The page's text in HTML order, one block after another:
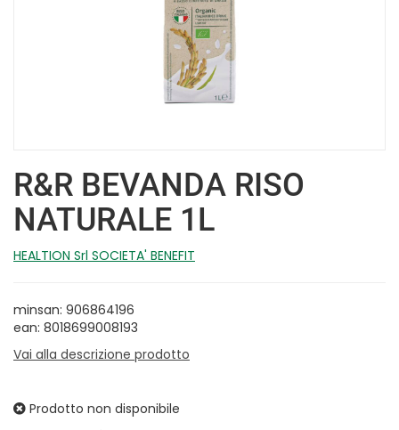
R&R BEVANDA RISO
NATURALE 1L
HEALTION Srl SOCIETA' BENEFIT
minsan: 906864196
ean: 8018699008193
Vai alla descrizione prodotto
Prodotto non disponibile